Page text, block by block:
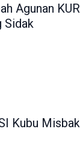
Agunan KUR
Sidak
Kubu